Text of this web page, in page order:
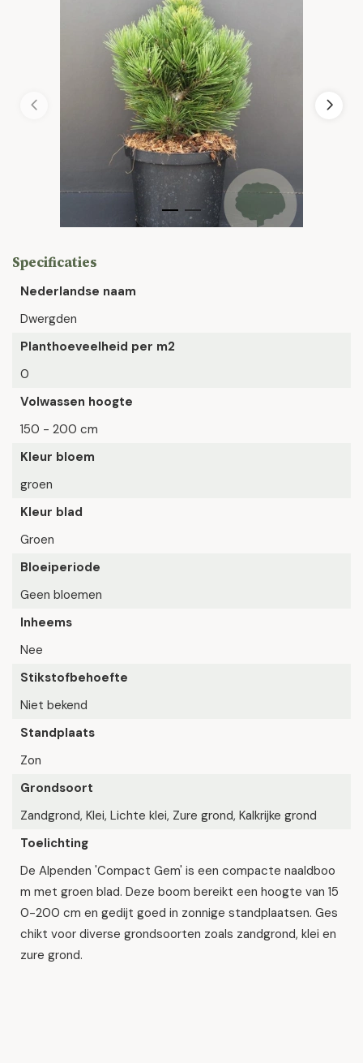
Specificaties
Nederlandse naam
Dwergden
Planthoeveelheid per m2
0
Volwassen hoogte
150 - 200 cm
Kleur bloem
groen
Kleur blad
Groen
Bloeiperiode
Geen bloemen
Inheems
Nee
Stikstofbehoefte
Niet bekend
Standplaats
Zon
Grondsoort
Zandgrond, Klei, Lichte klei, Zure grond, Kalkrijke grond
Toelichting
De Alpenden 'Compact Gem' is een compacte naaldboo
m met groen blad. Deze boom bereikt een hoogte van 15
0-200 cm en gedijt goed in zonnige standplaatsen. Ges
chikt voor diverse grondsoorten zoals zandgrond, klei en
zure grond.